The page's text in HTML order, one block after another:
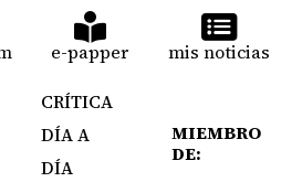
e-papper mis noticias
CRÍTICA
DÍA A
DÍA
MIEMBRO
DE: